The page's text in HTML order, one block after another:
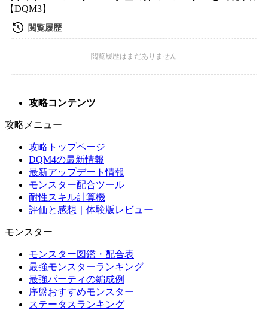
【DQM3】
攻略コンテンツ
攻略メニュー
攻略トップページ
DQM4の最新情報
最新アップデート情報
モンスター配合ツール
耐性スキル計算機
評価と感想｜体験版レビュー
モンスター
モンスター図鑑・配合表
最強モンスターランキング
最強パーティの編成例
序盤おすすめモンスター
ステータスランキング